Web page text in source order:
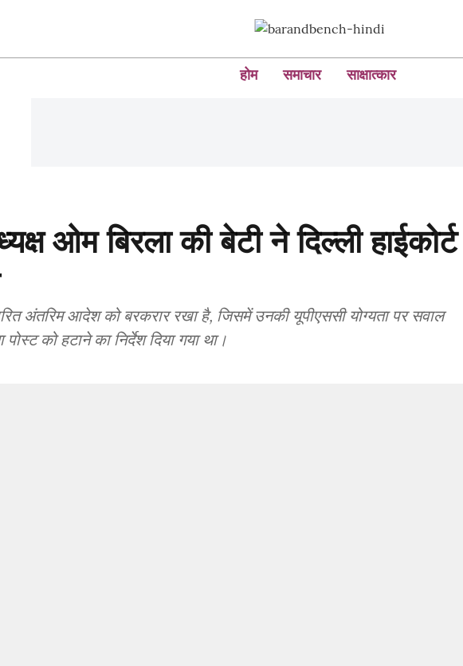
होम समाचार साक्षात्कार
ओम बिरला की बेटी ने दिल्ली हाईकोर्ट
अंतरिम आदेश को बरकरार रखा है, जिसमें उनकी यूपीएससी योग्यता पर सवाल
को हटाने का निर्देश दिया गया था।